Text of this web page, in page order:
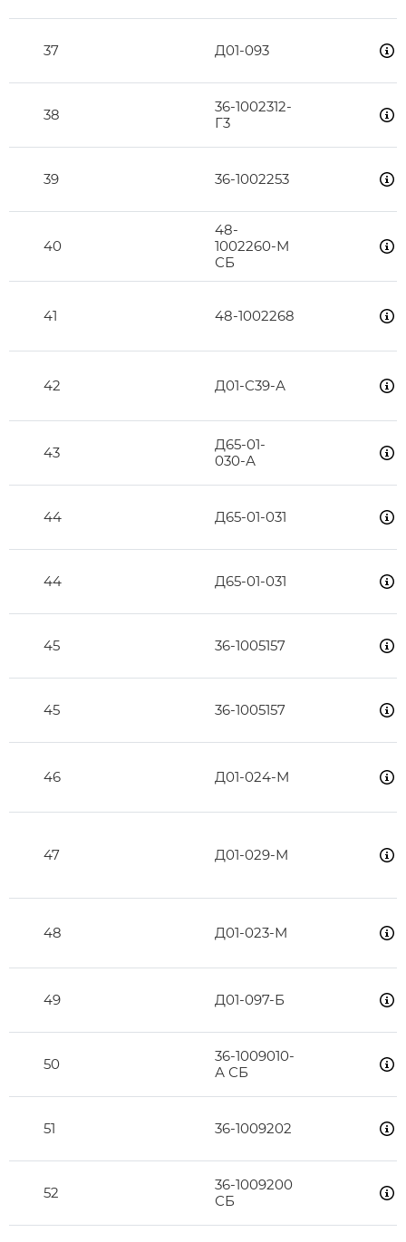
37 Д01-093
38
36-1002312-
Г3
39 36-1002253
40
48-
1002260-М
СБ
41 48-1002268
42 Д01-С39-А
43
Д65-01-
030-А
44 Д65-01-031
44 Д65-01-031
45 36-1005157
45 36-1005157
46 Д01-024-М
47 Д01-029-М
48 Д01-023-М
49 Д01-097-Б
50
36-1009010-
А СБ
51 36-1009202
52
36-1009200
СБ